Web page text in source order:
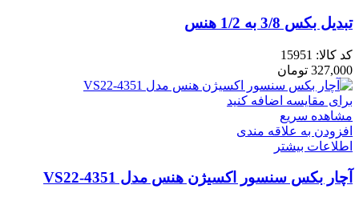
تبدیل بکس 3/8 به 1/2 هنس
کد کالا: 15951
327,000 تومان
برای مقایسه اضافه کنید
مشاهده سریع
افزودن به علاقه مندی
اطلاعات بیشتر
آچار بکس سنسور اکسیژن هنس مدل VS22-4351